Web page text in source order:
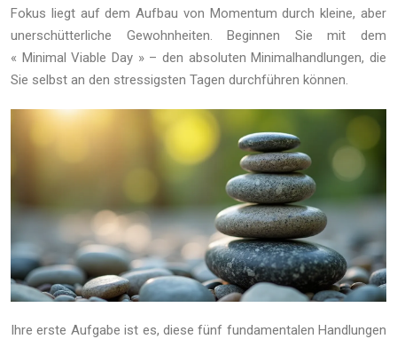
Fokus liegt auf dem Aufbau von Momentum durch kleine, aber
unerschütterliche Gewohnheiten. Beginnen Sie mit dem
« Minimal Viable Day » – den absoluten Minimalhandlungen, die
Sie selbst an den stressigsten Tagen durchführen können.
Ihre erste Aufgabe ist es, diese fünf fundamentalen Handlungen